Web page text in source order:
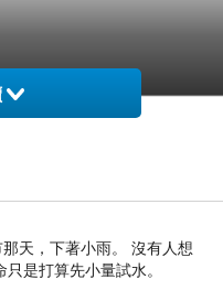
天，下著小雨。 沒有人想
是打算先小量試水。